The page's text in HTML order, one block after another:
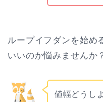
ループイフダンを始め
いいのか悩みませんか
値幅どうし